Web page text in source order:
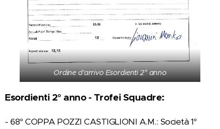
Ordine d'arrivo Esordienti 2° anno
Esordienti 2° anno - Trofei Squadre:
- 68° COPPA POZZI CASTIGLIONI A.M.: Società 1°